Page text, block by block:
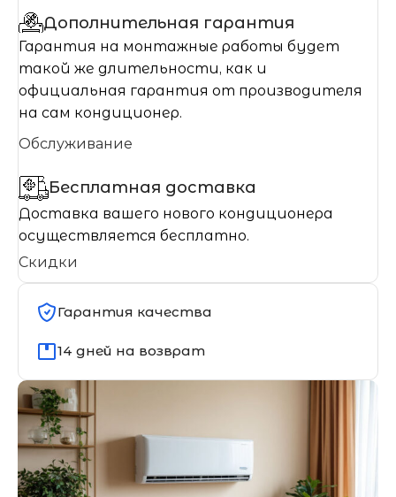
Дополнительная гарантия
Гарантия на монтажные работы будет
такой же длительности, как и
официальная гарантия от производителя
на сам кондиционер.
Обслуживание
Бесплатная доставка
Доставка вашего нового кондиционера
осуществляется бесплатно.
Скидки
Гарантия качества
14 дней на возврат